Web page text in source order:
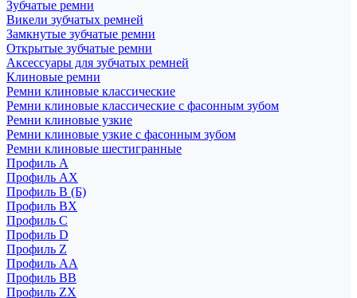
Зубчатые ремни
Викели зубчатых ремней
Замкнутые зубчатые ремни
Открытые зубчатые ремни
Аксессуары для зубчатых ремней
Клиновые ремни
Ремни клиновые классические
Ремни клиновые классические с фасонным зубом
Ремни клиновые узкие
Ремни клиновые узкие с фасонным зубом
Ремни клиновые шестигранные
Профиль A
Профиль AX
Профиль B (Б)
Профиль BX
Профиль C
Профиль D
Профиль Z
Профиль АА
Профиль BB
Профиль ZX